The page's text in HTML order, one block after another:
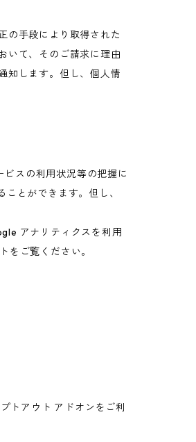
の手段により取得された
いて、そのご請求に理由
知します。但し、個人情
スの利用状況等の把握に
とができます。但し、
アナリティクスを利用
ご覧ください。
トアウト アドオンをご利